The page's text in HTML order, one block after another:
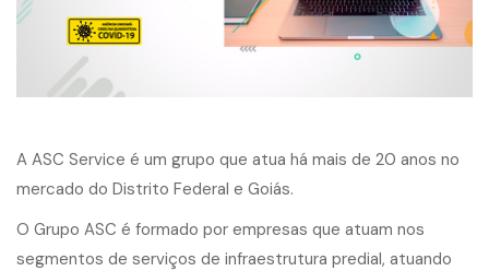
A ASC Service é um grupo que atua há mais de 20 anos no
mercado do Distrito Federal e Goiás.
O Grupo ASC é formado por empresas que atuam nos
segmentos de serviços de infraestrutura predial, atuando